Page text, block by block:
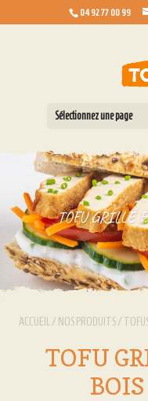
04 92 77 00 99
Sélectionnez une page
TOFU GRILLÉ
ACCUEIL / NOS PRODUITS/
TOFU